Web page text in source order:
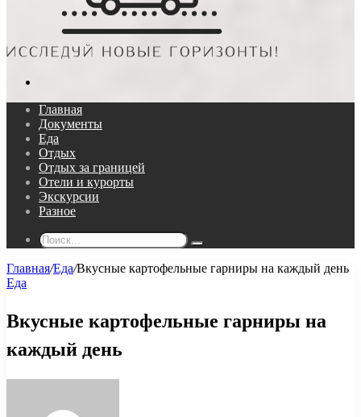
Главная
Документы
Еда
Отдых
Отдых за границей
Отели и курорты
Экскурсии
Разное
Поиск...
Главная/Еда/Вкусные картофельные гарниры на каждый день
Еда
Вкусные картофельные гарниры на
каждый день